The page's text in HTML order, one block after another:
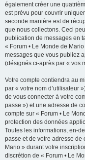
également créer une
est prévu pour couvrir
seconde manière est de
que nous collectons. Ceci
publication de messages en
« Forum • Le Monde de
messages que vous publiez
(désignés ci-après par « vos
Votre compte contiendra au
par « votre nom d’utilisateur
de vous connecter à votre
passe ») et une adresse de
compte sur « Forum • Le
protection des données
Toutes les informations, en-
passe et de votre adresse de
Mario » durant votre
discrétion de « Forum • Le